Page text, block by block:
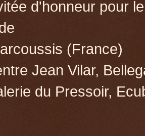
d'honneur pour
(France)
Jean Vilar,
du Pressoir,